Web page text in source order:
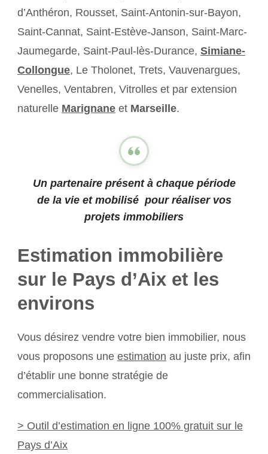
d’Anthéron, Rousset, Saint-Antonin-sur-Bayon,
Saint-Cannat, Saint-Estève-Janson, Saint-Marc-
Jaumegarde, Saint-Paul-lès-Durance, Simiane-
Collongue, Le Tholonet, Trets, Vauvenargues,
Venelles, Ventabren, Vitrolles et par extension
naturelle Marignane et Marseille.
Un partenaire présent à chaque période
de la vie et mobilisé pour réaliser vos
projets immobiliers
Estimation immobilière
sur le Pays d’Aix et les
environs
Vous désirez vendre votre bien immobilier, nous
vous proposons une estimation au juste prix, afin
d’établir une bonne stratégie de
commercialisation.
> Outil d’estimation en ligne 100% gratuit sur le
Pays d’Aix